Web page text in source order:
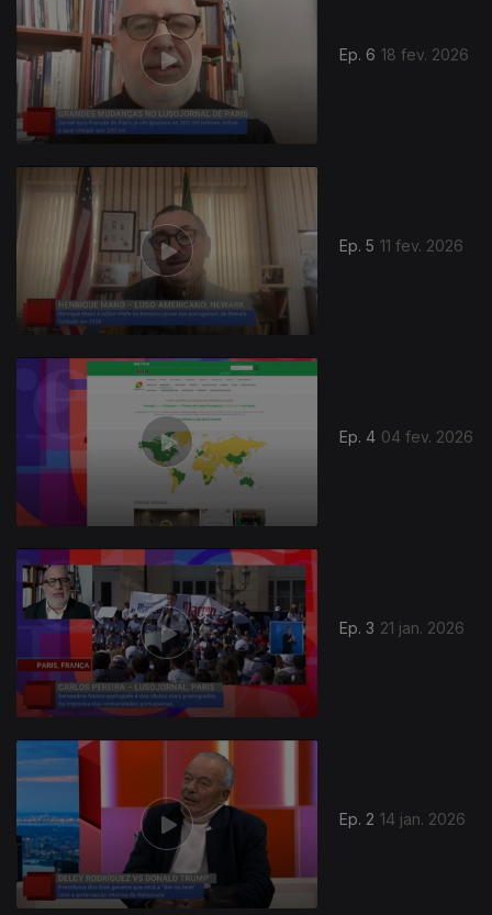
Ep. 6 18 fev. 2026
Ep. 5 11 fev. 2026
Ep. 4 04 fev. 2026
Ep. 3 21 jan. 2026
Ep. 2 14 jan. 2026